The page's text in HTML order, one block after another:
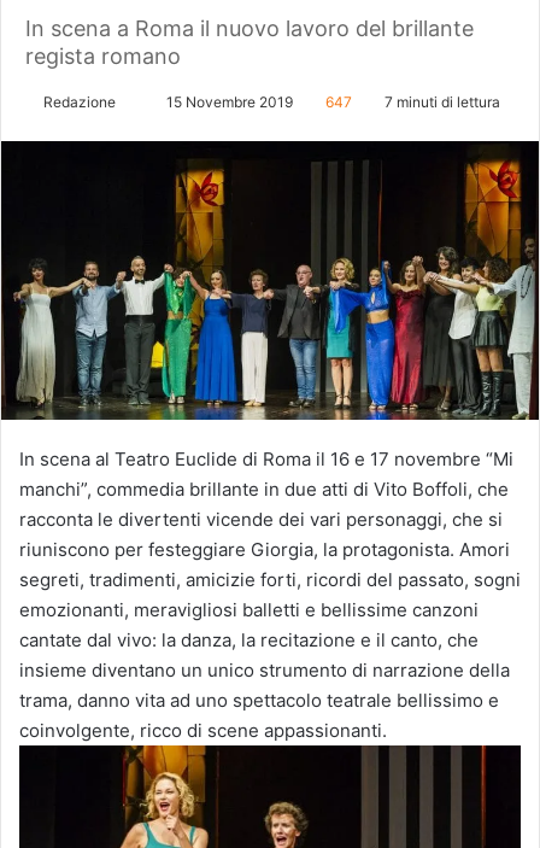
In scena a Roma il nuovo lavoro del brillante
regista romano
Redazione
n
e
m
a
i
15 Novembre 2019 647 7 minuti di lettura
In scena al Teatro Euclide di Roma il 16 e 17 novembre “Mi
manchi”, commedia brillante in due atti di Vito Boffoli, che
racconta le divertenti vicende dei vari personaggi, che si
riuniscono per festeggiare Giorgia, la protagonista. Amori
segreti, tradimenti, amicizie forti, ricordi del passato, sogni
emozionanti, meravigliosi balletti e bellissime canzoni
cantate dal vivo: la danza, la recitazione e il canto, che
insieme diventano un unico strumento di narrazione della
trama, danno vita ad uno spettacolo teatrale bellissimo e
coinvolgente, ricco di scene appassionanti.